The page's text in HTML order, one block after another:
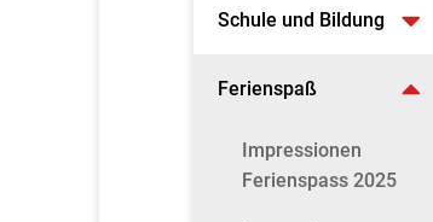
Schule und Bildung
Ferienspaß
Impressionen
Ferienspass 2025